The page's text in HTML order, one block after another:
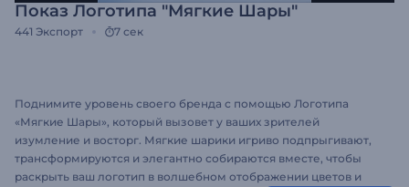
Показ Логотипа "Мягкие Шары"
441 Экспорт 7 сек
Поднимите уровень своего бренда с помощью Логотипа
«Мягкие Шары», который вызовет у ваших зрителей
изумление и восторг. Мягкие шарики игриво подпрыгивают,
трансформируются и элегантно собираются вместе, чтобы
раскрыть ваш логотип в волшебном отображении цветов и